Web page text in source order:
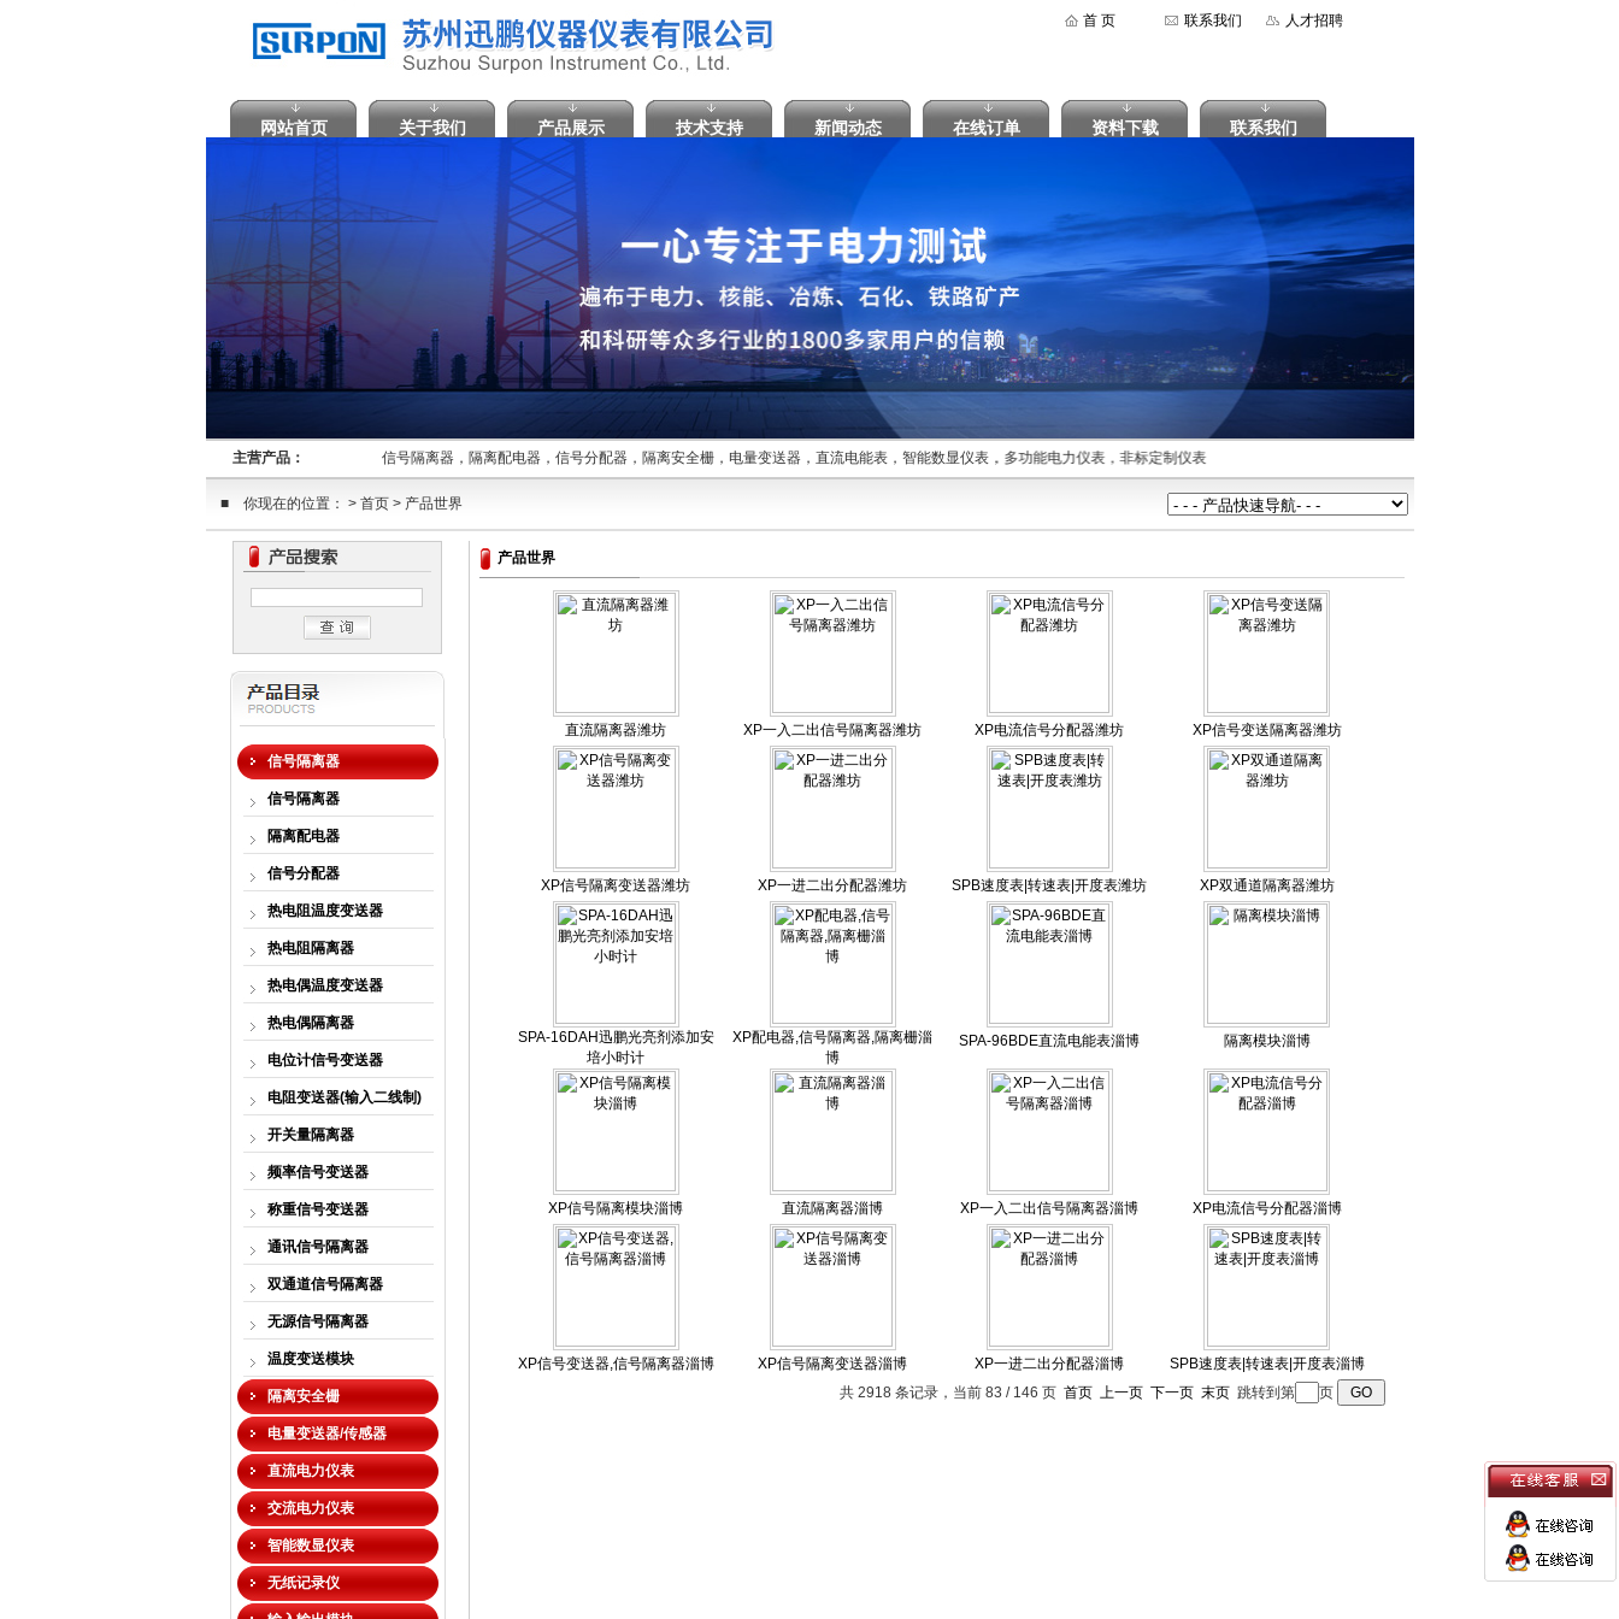
首 页 联系我们 人才招聘
网站首页 关于我们 产品展示 技术支持 新闻动态 在线订单 资料下载 联系我们
主营产品： 信号隔离器，隔离配电器，信号分配器，隔离安全栅，电量变送器，直流电能表，智能数显仪表，多功能电力仪表，非标定制仪表
■ 你现在的位置： > 首页 > 产品世界
信号隔离器
信号隔离器
隔离配电器
信号分配器
热电阻温度变送器
热电阻隔离器
热电偶温度变送器
热电偶隔离器
电位计信号变送器
电阻变送器(输入二线制)
开关量隔离器
频率信号变送器
称重信号变送器
通讯信号隔离器
双通道信号隔离器
无源信号隔离器
温度变送模块
隔离安全栅
电量变送器/传感器
直流电力仪表
交流电力仪表
智能数显仪表
无纸记录仪
产品世界
直流隔离器潍坊 XP一入二出信号隔离器潍坊 XP电流信号分配器潍坊 XP信号变送隔离器潍坊
XP信号隔离变送器潍坊 XP一进二出分配器潍坊 SPB速度表|转速表|开度表潍坊 XP双通道隔离器潍坊
SPA-16DAH迅鹏光亮剂添加安
培小时计
XP配电器,信号隔离器,隔离栅淄
博
SPA-96BDE直流电能表淄博 隔离模块淄博
XP信号隔离模块淄博 直流隔离器淄博 XP一入二出信号隔离器淄博 XP电流信号分配器淄博
XP信号变送器,信号隔离器淄博 XP信号隔离变送器淄博 XP一进二出分配器淄博
SPB速度表|转速表|开度表淄博
共 2918 条记录，当前 83 / 146 页 首页 上一页 下一页 末页跳转到第 页